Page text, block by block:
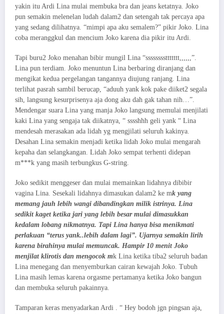
yakin itu Ardi Lina mulai membuka bra dan jeans ketatnya. Joko
pun semakin melenelan ludah dalam2 dan setengah tak percaya apa
yang sedang dilihatnya. “mimpi apa aku semalem?” pikir Joko. Lina
coba meranggkul dan mencium Joko karena dia pikir itu Ardi.
Tapi buru2 Joko menahan bibir mungil Lina “ssssssssttttttt,,,,,,”.
Lina pun terdiam. Joko menuntun Lina berbaring diranjang dan
mengikat kedua pergelangan tangannya diujung ranjang. Lina
terlihat pasrah sambil berucap, “aduuh yank kok pake diiket2 segala
sih, langsung kesurprisenya aja dong aku dah gak tahan nih…”.
Mendengar suara Lina yang manja Joko langsung memulai menjilati
kaki Lina yang sengaja tak diikatnya, “ sssshhh geli yank “ Lina
mendesah merasakan ada lidah yg mengjilati seluruh kakinya.
Desahan Lina semakin menjadi ketika lidah Joko mulai mengarah
kepaha dan selangkangan. Lidah Joko sempat terhenti didepan
m***k yang masih terbungkus G-string.
Joko sedikit menggeser dan mulai memainkan lidahnya dibibir
vagina Lina. Sesekali lidahnya dimasukan dalam2 ke mk yang
memang jauh lebih wangi dibandingkan milik istrinya. Lina
sedikit kaget ketika jari yang lebih besar mulai dimasukkan
kedalam lobang nikmatnya. Tapi Lina hanya bisa menikmati
perlakuan “terus yank..lebih dalam lagi”. Ujarnya semakin lirih
karena birahinya mulai memuncak. Hampir 10 menit Joko
menjilat klirotis dan mengocok mk Lina ketika tiba2 seluruh badan
Lina menegang dan menyemburkan cairan kewajah Joko. Tubuh
Lina masih lemas karena orgasme pertamanya ketika Joko bangun
dan membuka seluruh pakainnya.
Tamparan keras menyadarkan Ardi . “ Hey bodoh jgn pingsan aja,